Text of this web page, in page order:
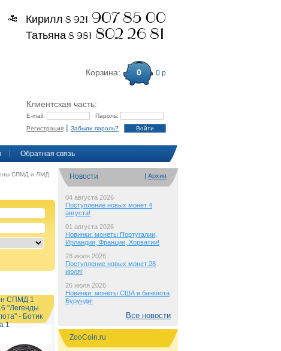
Кирилл 8 921 907 85 00
Татьяна 8 981 802 26 81
Корзина: 0 0 р
Клиентская часть:
E-mail:
Пароль:
Регистрация | Забыли пароль?
Обратная связь
Новости | Архив
04 августа 2026
Поступление новых монет 4
августа!
01 августа 2026
Новинки: монеты Португалии,
Ирландии, Франции, Хорватии!
28 июля 2026
Поступление новых монет 28
июля!
26 июля 2026
Новинки: монеты США и банкнота
Бурунди!
Все новости
ZooCoin.ru
СПМД и ЛМД
СПМД 1
"Легенды
- Ботик
1